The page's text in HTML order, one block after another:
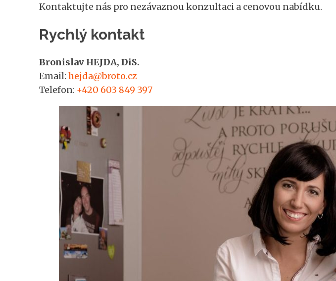
Kontaktujte nás pro nezávaznou konzultaci a cenovou nabídku.
Rychlý kontakt
Bronislav HEJDA, DiS.
Email: hejda@broto.cz
Telefon: +420 603 849 397